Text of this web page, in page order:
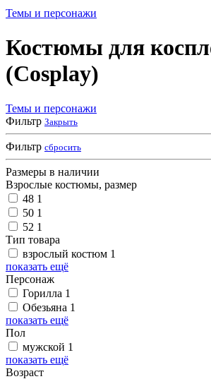
Темы и персонажи
Костюмы для
(Cosplay)
Темы и персонажи
Фильтр Закрыть
Фильтр сбросить
Размеры в наличии
Взрослые костюмы, размер
48 1
50 1
52 1
Тип товара
взрослый костюм 1
показать ещё
Персонаж
Горилла 1
Обезьяна 1
показать ещё
Пол
мужской 1
показать ещё
Возраст